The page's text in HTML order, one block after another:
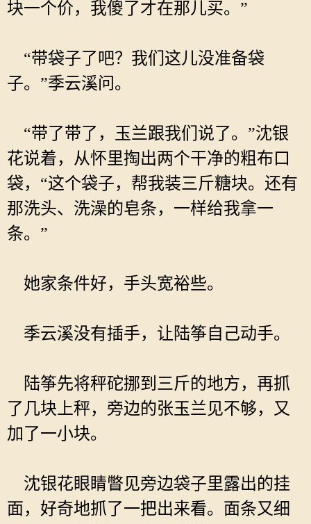
块一个价，我傻了才在那儿买。”
“带袋子了吧？我们这儿没准备袋
子。”季云溪问。
“带了带了，玉兰跟我们说了。”沈银
花说着，从怀里掏出两个干净的粗布口
袋，“这个袋子，帮我装三斤糖块。还有
那洗头、洗澡的皂条，一样给我拿一
条。”
她家条件好，手头宽裕些。
季云溪没有插手，让陆筝自己动手。
陆筝先将秤砣挪到三斤的地方，再抓
了几块上秤，旁边的张玉兰见不够，又
加了一小块。
沈银花眼睛瞥见旁边袋子里露出的挂
面，好奇地抓了一把出来看。面条又细